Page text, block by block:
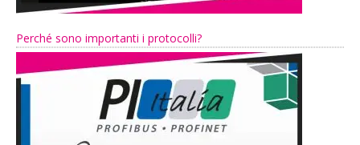
Perché sono importanti i protocolli?